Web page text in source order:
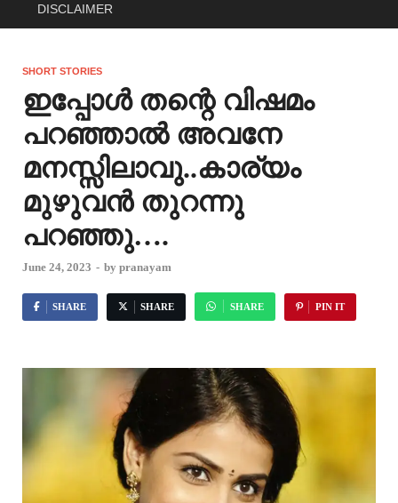
DISCLAIMER
SHORT STORIES
ഇപ്പോൾ തന്റെ വിഷമം
പറഞ്ഞാൽ അവനേ
മനസ്സിലാവു..കാര്യം
മുഴുവൻ തുറന്നു
പറഞ്ഞു….
June 24, 2023 - by pranayam
SHARE SHARE SHARE PIN IT